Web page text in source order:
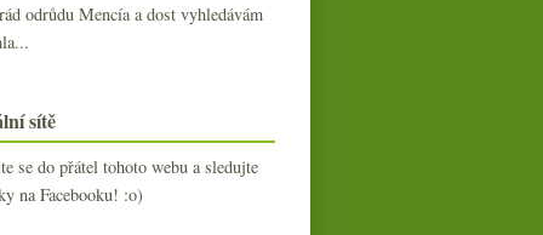
odrůdu Mencía a dost vyhledávám
sítě
se do přátel tohoto webu a sledujte
na Facebooku! :o)